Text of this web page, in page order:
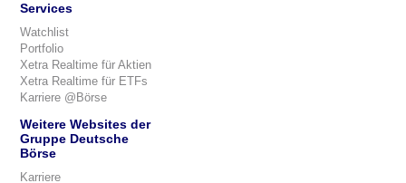
Services
Watchlist
Portfolio
Xetra Realtime für Aktien
Xetra Realtime für ETFs
Karriere @Börse
Weitere Websites der
Gruppe Deutsche
Börse
Karriere